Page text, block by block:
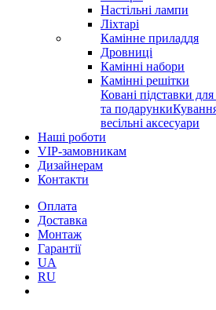
Настільні лампи
Ліхтарі
Камінне приладдя
Дровниці
Камінні набори
Камінні решітки
Ковані підставки для
та подарунки
весільні аксесуари
Наші роботи
VIP-замовникам
Дизайнерам
Контакти
Оплата
Доставка
Монтаж
Гарантії
UA
RU